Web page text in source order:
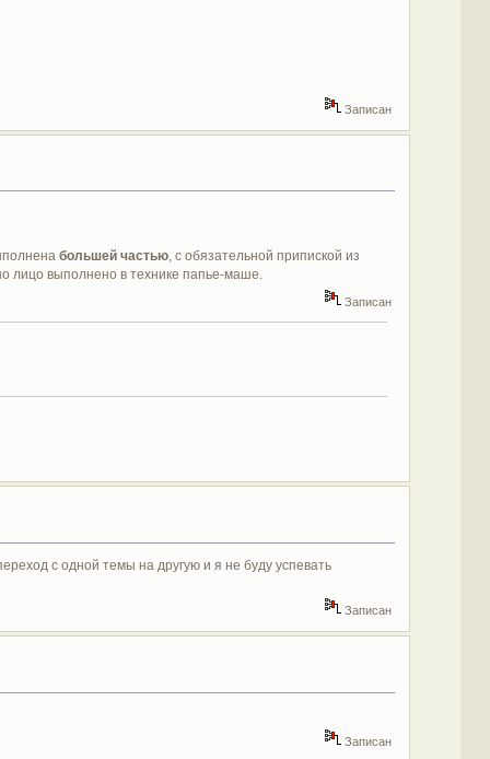
Записан
большей частью, с обязательной припиской из
лицо выполнено в технике папье-маше.
Записан
с одной темы на другую и я не буду успевать
Записан
Записан